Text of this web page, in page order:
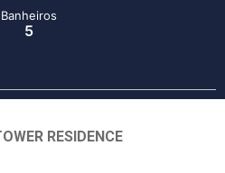
Banheiros
5
RESIDENCE